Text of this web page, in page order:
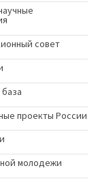
совет
проекты России
молодежи